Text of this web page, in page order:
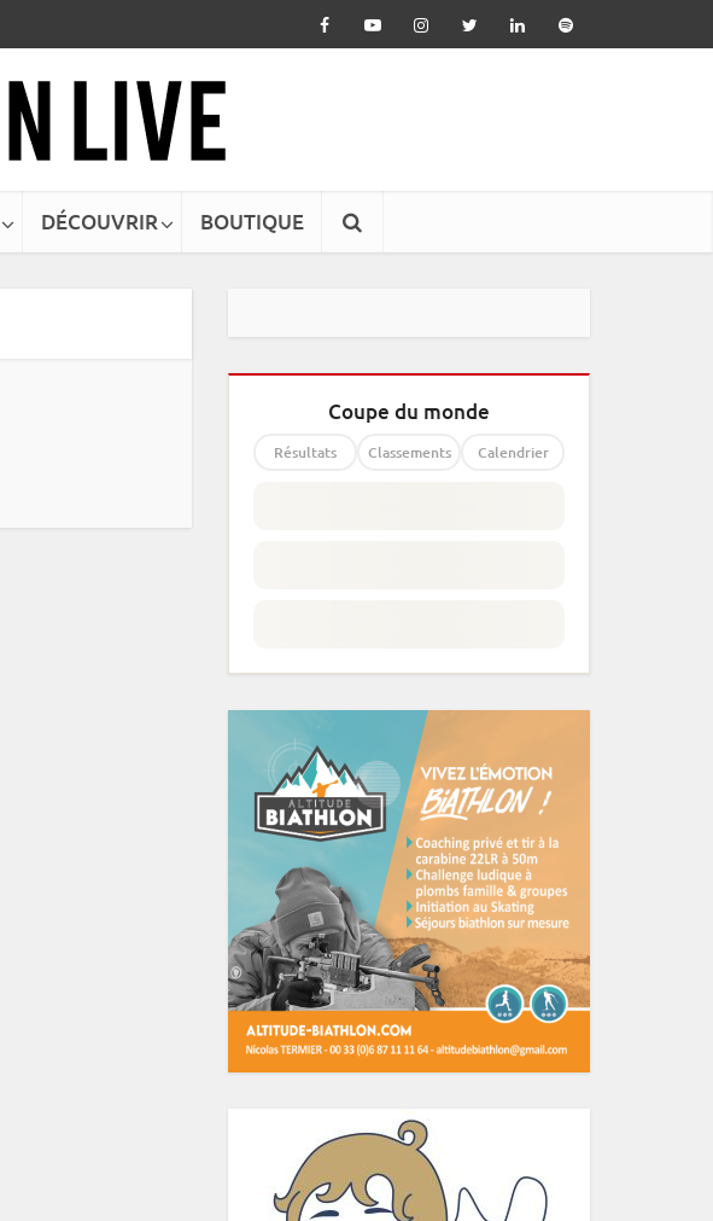
DÉCOUVRIR BOUTIQUE
Coupe du monde
Résultats Classements Calendrier